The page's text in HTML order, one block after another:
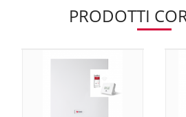
PRODOTTI